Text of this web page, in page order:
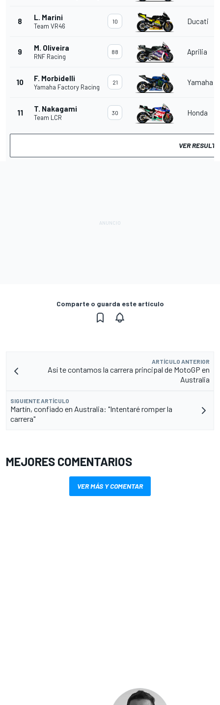
8 L. Marini
Team VR46
10 Ducati
9 M. Oliveira
RNF Racing
88 Aprilia
10 F. Morbidelli
Yamaha Factory Racing
21 Yamaha
11 T. Nakagami
Team LCR
30 Honda
VER
Comparte o guarda este artículo
ARTÍCULO ANTERIOR
Así te contamos la carrera principal de MotoGP en
Australia
SIGUIENTE ARTÍCULO
Martín, confiado en Australia: "Intentaré romper la
carrera"
MEJORES COMENTARIOS
VER MÁS Y COMENTAR